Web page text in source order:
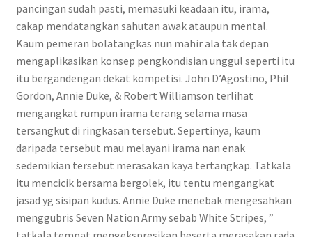
pancingan sudah pasti, memasuki keadaan itu, irama,
cakap mendatangkan sahutan awak ataupun mental.
Kaum pemeran bolatangkas nun mahir ala tak depan
mengaplikasikan konsep pengkondisian unggul seperti itu
itu bergandengan dekat kompetisi. John D’Agostino, Phil
Gordon, Annie Duke, & Robert Williamson terlihat
mengangkat rumpun irama terang selama masa
tersangkut di ringkasan tersebut. Sepertinya, kaum
daripada tersebut mau melayani irama nan enak
sedemikian tersebut merasakan kaya tertangkap. Tatkala
itu mencicik bersama bergolek, itu tentu mengangkat
jasad yg sisipan kudus. Annie Duke menebak mengesahkan
menggubris Seven Nation Army sebab White Stripes, ”